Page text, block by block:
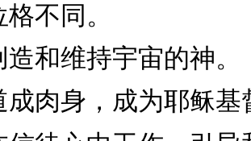
不同。
和维持宇宙的神。
成肉身，成为耶稣